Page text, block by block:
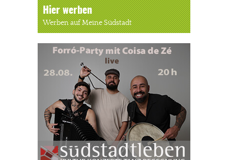
Hier werben
Werben auf Meine Südstadt